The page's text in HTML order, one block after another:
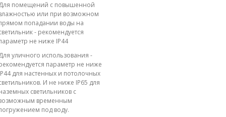
помещений с повышенной
или при возможном
попадании воды на
- рекомендуется
не ниже IP44
уличного использования -
параметр не ниже
для настенных и потолочных
И не ниже IP65 для
светильников с
временным
под воду.